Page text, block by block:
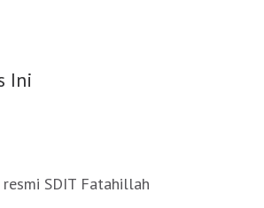
Ini
SDIT Fatahillah